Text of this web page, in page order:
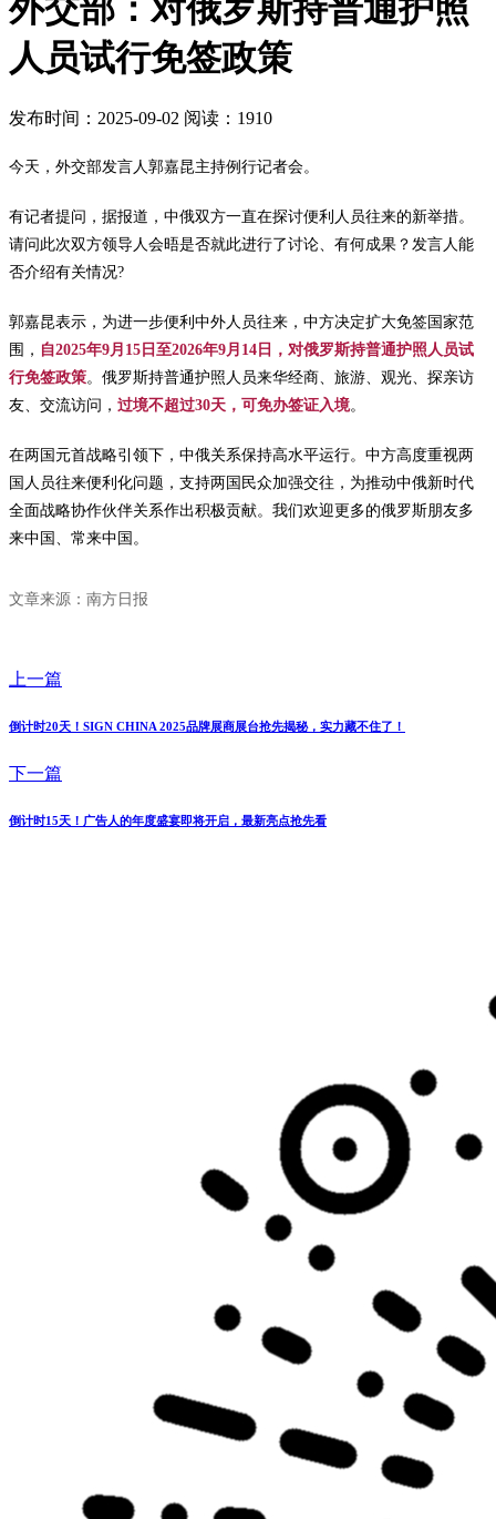
外交部：对俄罗斯持普通护照
人员试行免签政策
发布时间：2025-09-02 阅读：1910
今天，外交部发言人郭嘉昆主持例行记者会。
有记者提问，据报道，中俄双方一直在探讨便利人员往来的新举措。
请问此次双方领导人会晤是否就此进行了讨论、有何成果？发言人能
否介绍有关情况?
郭嘉昆表示，为进一步便利中外人员往来，中方决定扩大免签国家范
围， 自2025年9月15日至2026年9月14日，对俄罗斯持普通护照人员试
行免签政策。俄罗斯持普通护照人员来华经商、旅游、观光、探亲访
友、交流访问， 过境不超过30天，可免办签证入境。
在两国元首战略引领下，中俄关系保持高水平运行。中方高度重视两
国人员往来便利化问题，支持两国民众加强交往，为推动中俄新时代
全面战略协作伙伴关系作出积极贡献。我们欢迎更多的俄罗斯朋友多
来中国、常来中国。
文章来源：南方日报
上一篇
倒计时20天！SIGN CHINA 2025品牌展商展台抢先揭秘，实力藏不住了！
下一篇
倒计时15天！广告人的年度盛宴即将开启，最新亮点抢先看